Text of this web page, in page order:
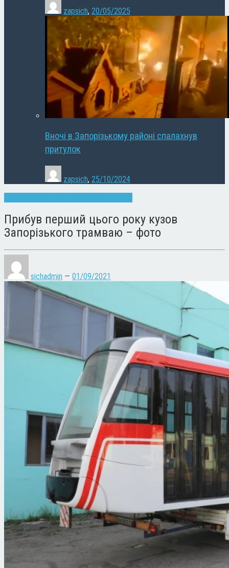
zapsich, 20/05/2025
Вночі в Запорізькому районі спалахнув
притулок
zapsich, 25/10/2024
Прибув перший цього року кузов
Запорізького трамваю – фото
sichadmin — 01/09/2021